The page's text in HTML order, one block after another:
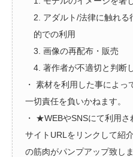
2. アダルト/法律に触れる
的での利用
3. 画像の再配布・販売
4. 著作者が不適切と判断
・ 素材を利用した事によ
一切責任を負いかねます。
・ ★WEBやSNSにて利用
サイトURLをリンクして紹
の筋肉がパンプアップ致しま